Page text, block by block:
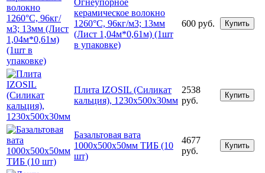
Огнеупорное
керамическое волокно
1260°С, 96кг/м3; 13мм
(Лист 1,04м*0,61м) (1шт
в упаковке)
600 руб. Купить
Плита IZOSIL (Силикат
кальция), 1230х500х30мм
2538
руб.
Купить
Базальтовая вата
1000х500х50мм ТИБ (10
шт)
4677
руб.
Купить